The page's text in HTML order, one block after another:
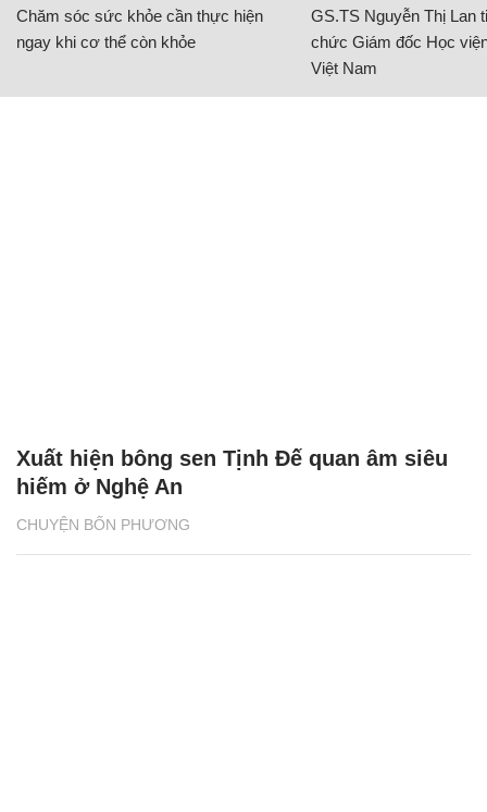
Chăm sóc sức khỏe cần thực hiện
ngay khi cơ thể còn khỏe
GS.TS Nguyễn Thị Lan
chức Giám đốc Học
Việt Nam
CHUYỆN BỐN PHƯƠNG
Xuất hiện bông sen Tịnh Đế quan âm siêu
hiếm ở Nghệ An